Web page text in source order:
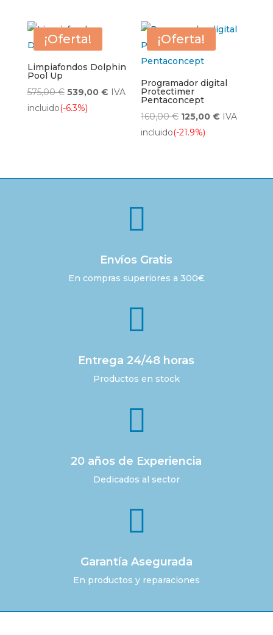
31,00 €.25,00 €.
326,00 €.230,00 €.
¡Oferta!
Limpiafondos Dolphin
Pool Up
575,00€ El
precio
539,00 €ElIVA
incluido(-6.3%)
¡Oferta!
Programador digital
Protectimer
Pentaconcept
160,00€ El
precio
160,00 €.
125,00€ El
125,00 €.
IVA
incluido(-21.9%)

Envíos Gratis
En compras superiores a 300€

Entrega 24/48 horas
Productos en stock

20 años de Experiencia
Dedicados al sector

Garantía Asegurada
En productos y reparaciones